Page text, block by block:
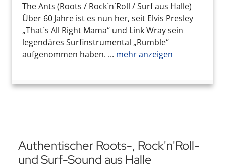
The Ants (Roots / Rock´n´Roll / Surf aus Halle)
Über 60 Jahre ist es nun her, seit Elvis Presley
„That´s All Right Mama“ und Link Wray sein
legendäres Surfinstrumental „Rumble“
aufgenommen haben. ... mehr anzeigen
Authentischer Roots-, Rock'n'Roll-
und Surf-Sound aus Halle